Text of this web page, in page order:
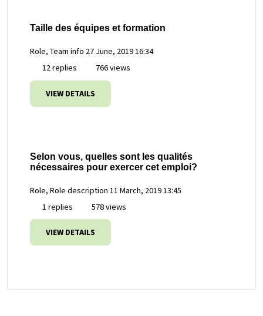
Taille des équipes et formation
Role, Team info 27 June, 2019 16:34
12 replies
766 views
VIEW DETAILS
Selon vous, quelles sont les qualités
nécessaires pour exercer cet emploi?
Role, Role description 11 March, 2019 13:45
1 replies
578 views
VIEW DETAILS